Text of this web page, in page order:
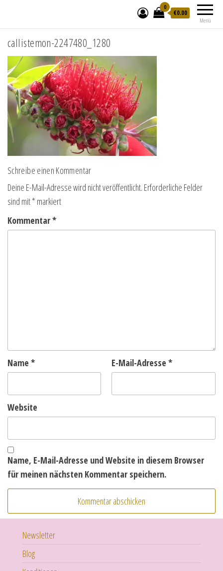
Menü
0
€0.00
callistemon-2247480_1280
Schreibe einen Kommentar
Deine E-Mail-Adresse wird nicht veröffentlicht. Erforderliche Felder
sind mit* markiert
Kommentar*
Name * E-Mail-Adresse *
Website
Name, E-Mail-Adresse und Website in diesem Browser
für meinen nächsten Kommentar speichern.
Newsletter
Blog